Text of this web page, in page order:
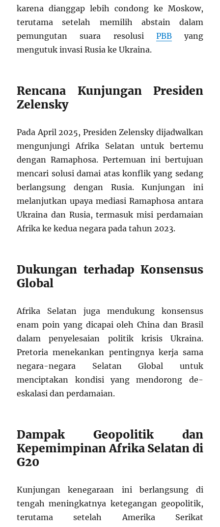
karena dianggap lebih condong ke Moskow,
terutama setelah memilih abstain dalam
pemungutan suara resolusi PBByang
mengutuk invasi Rusia ke Ukraina.
Rencana Kunjungan Presiden
Zelensky
Pada April 2025, Presiden Zelensky dijadwalkan
mengunjungi Afrika Selatan untuk bertemu
dengan Ramaphosa. Pertemuan ini bertujuan
mencari solusi damai atas konflik yang sedang
berlangsung dengan Rusia. Kunjungan ini
melanjutkan upaya mediasi Ramaphosa antara
Ukraina dan Rusia, termasuk misi perdamaian
Afrika ke kedua negara pada tahun 2023.
Dukungan terhadap Konsensus
Global
Afrika Selatan juga mendukung konsensus
enam poin yang dicapai oleh China dan Brasil
dalam penyelesaian politik krisis Ukraina.
Pretoria menekankan pentingnya kerja sama
negara-negara Selatan Global untuk
menciptakan kondisi yang mendorong de-
eskalasi dan perdamaian.
Dampak Geopolitik dan
Kepemimpinan Afrika Selatan di
G20
Kunjungan kenegaraan ini berlangsung di
tengah meningkatnya ketegangan geopolitik,
terutama setelah Amerika Serikat